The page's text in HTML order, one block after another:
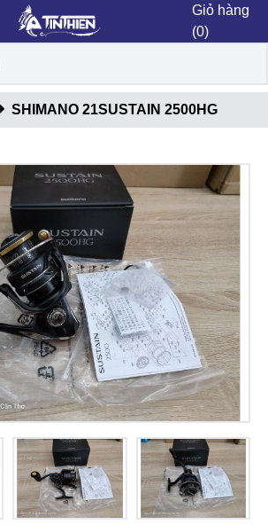
Giỏ hàng
(0)
SHIMANO 21SUSTAIN 2500HG